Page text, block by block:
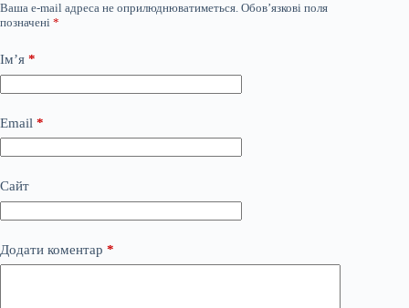
Ваша e-mail адреса не оприлюднюватиметься. Обов’язкові поля
позначені *
Ім’я *
Email *
Сайт
Додати коментар *